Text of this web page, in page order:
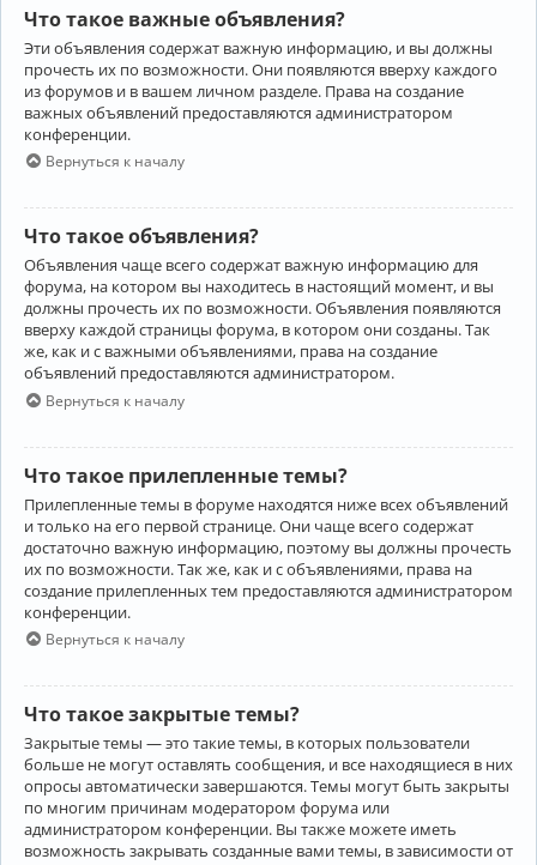
Что такое важные объявления?
Эти объявления содержат важную информацию, и вы должны
прочесть их по возможности. Они появляются вверху каждого
из форумов и в вашем личном разделе. Права на создание
важных объявлений предоставляются администратором
конференции.
Вернуться к началу
Что такое объявления?
Объявления чаще всего содержат важную информацию для
форума, на котором вы находитесь в настоящий момент, и вы
должны прочесть их по возможности. Объявления появляются
вверху каждой страницы форума, в котором они созданы. Так
же, как и с важными объявлениями, права на создание
объявлений предоставляются администратором.
Вернуться к началу
Что такое прилепленные темы?
Прилепленные темы в форуме находятся ниже всех объявлений
и только на его первой странице. Они чаще всего содержат
достаточно важную информацию, поэтому вы должны прочесть
их по возможности. Так же, как и с объявлениями, права на
создание прилепленных тем предоставляются администратором
конференции.
Вернуться к началу
Что такое закрытые темы?
Закрытые темы — это такие темы, в которых пользователи
больше не могут оставлять сообщения, и все находящиеся в них
опросы автоматически завершаются. Темы могут быть закрыты
по многим причинам модератором форума или
администратором конференции. Вы также можете иметь
возможность закрывать созданные вами темы, в зависимости от